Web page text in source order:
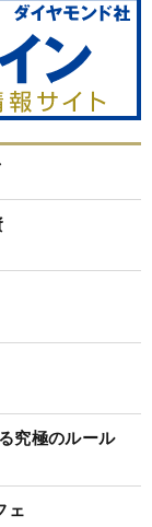
究極のルール
ェ